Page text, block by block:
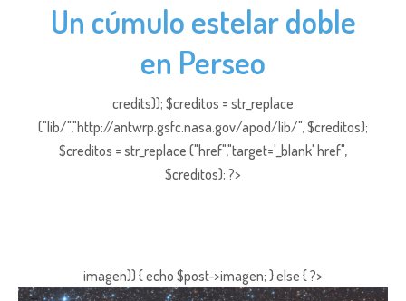
Un cúmulo estelar doble
en Perseo
credits)); $creditos = str_replace
("lib/","http://antwrp.gsfc.nasa.gov/apod/lib/", $creditos);
$creditos = str_replace ("href","target='_blank' href",
$creditos); ?>
imagen)) { echo $post->imagen; } else { ?>